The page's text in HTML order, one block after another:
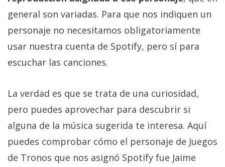
noticias sobre
tecnología,
móviles,
ordenadores,
apps,
informática,
videojuegos,
tutoriales.
El Grupo
Informático
(CC) 2006-
2026.Algunos
derechos
reservados.
general son variadas. Para que nos indiquen un
personaje no necesitamos obligatoriamente
usar nuestra cuenta de Spotify, pero sí para
escuchar las canciones.
La verdad es que se trata de una curiosidad,
pero puedes aprovechar para descubrir si
alguna de la música sugerida te interesa. Aquí
puedes comprobar cómo el personaje de Juegos
de Tronos que nos asignó Spotify fue Jaime